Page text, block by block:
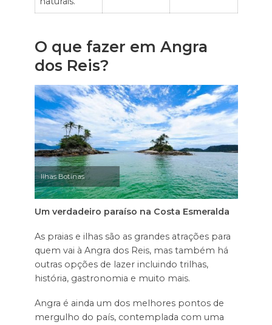
O que fazer em Angra
dos Reis?
Ilhas Botinas
Um verdadeiro paraíso na Costa Esmeralda
As praias e ilhas são as grandes atrações para
quem vai à Angra dos Reis, mas também há
outras opções de lazer incluindo trilhas,
história, gastronomia e muito mais.
Angra é ainda um dos melhores pontos de
mergulho do país, contemplada com uma